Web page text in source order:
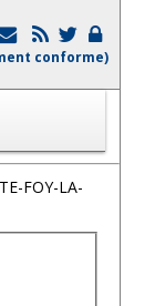
conforme)
FOY-LA-